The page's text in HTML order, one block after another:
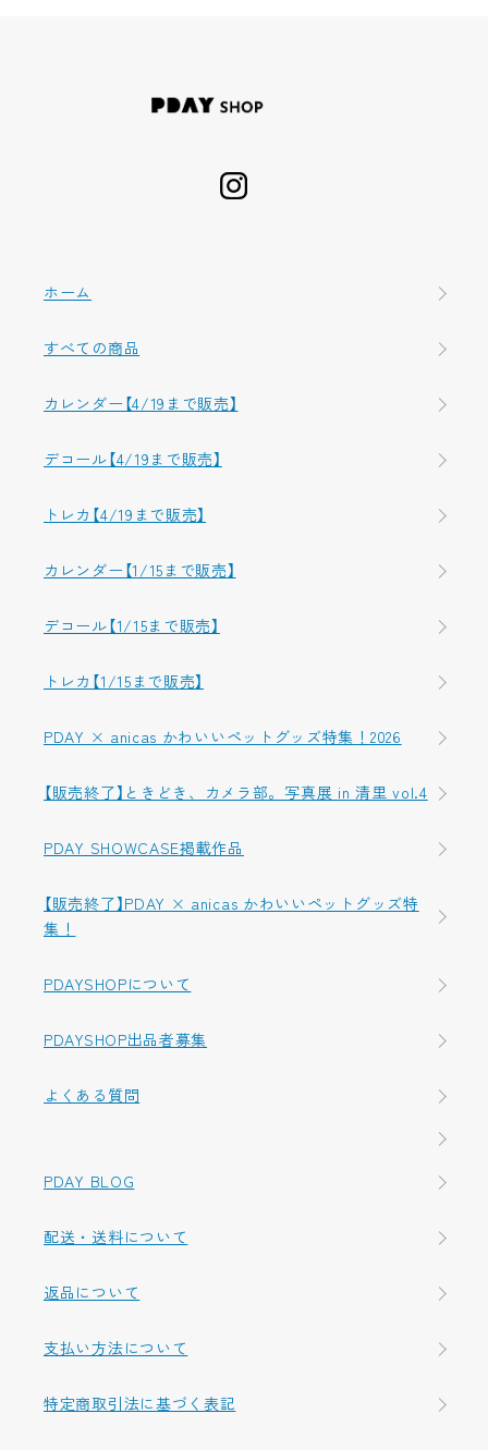
ホーム
すべての商品
カレンダー【4/19まで販売】
デコール【4/19まで販売】
トレカ【4/19まで販売】
カレンダー【1/15まで販売】
デコール【1/15まで販売】
トレカ【1/15まで販売】
PDAY × anicas かわいいペットグッズ特集！2026
【販売終了】ときどき、カメラ部。写真展 in 清里 vol.4
PDAY SHOWCASE掲載作品
【販売終了】PDAY × anicas かわいいペットグッズ特
集！
PDAYSHOPについて
PDAYSHOP出品者募集
よくある質問
PDAY BLOG
配送・送料について
返品について
支払い方法について
特定商取引法に基づく表記